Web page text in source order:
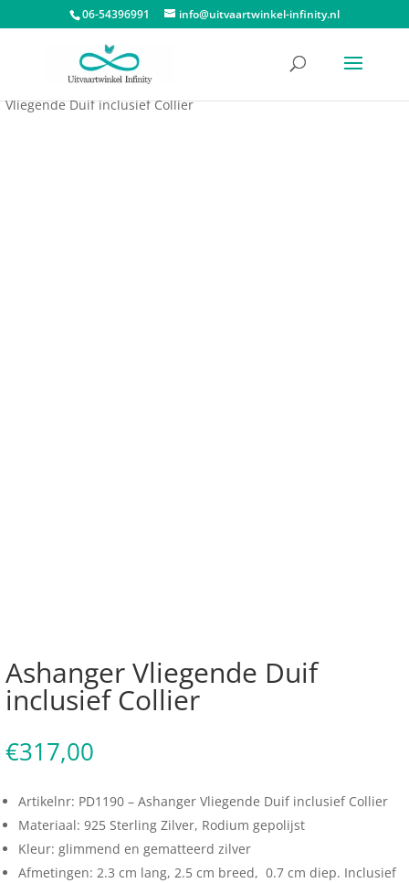
06-54396991 info@uitvaartwinkel-infinity.nl
Assieraden/Ashangers
Vliegende Duif inclusief Collier
Ashanger Vliegende Duif
inclusief Collier
€317,00
Artikelnr: PD1190 – Ashanger Vliegende Duif inclusief Collier
Materiaal: 925 Sterling Zilver, Rodium gepolijst
Kleur: glimmend en gematteerd zilver
Afmetingen: 2.3 cm lang, 2.5 cm breed, 0.7 cm diep. Inclusief